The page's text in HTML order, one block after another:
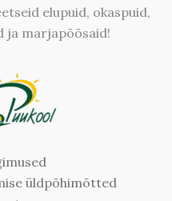
elupuid, okaspuid,
ja marjapõõsaid!
üldpõhimõtted